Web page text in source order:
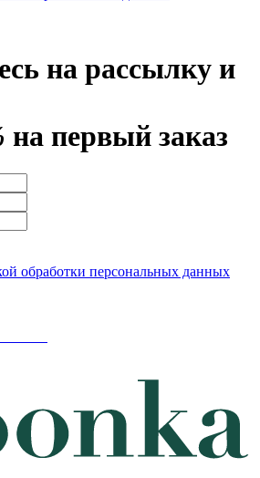
на рассылку и
на первый заказ
обработки персональных данных